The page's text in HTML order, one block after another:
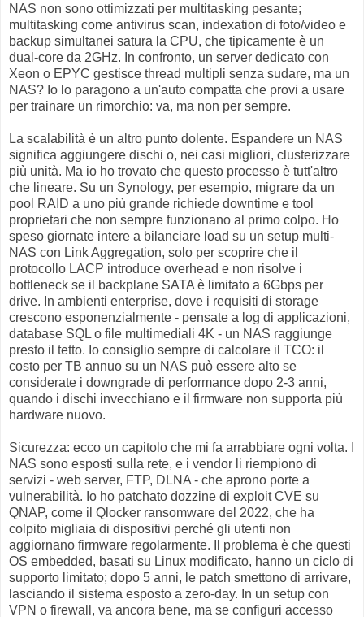
NAS non sono ottimizzati per multitasking pesante;
multitasking come antivirus scan, indexation di foto/video e
backup simultanei satura la CPU, che tipicamente è un
dual-core da 2GHz. In confronto, un server dedicato con
Xeon o EPYC gestisce thread multipli senza sudare, ma un
NAS? Io lo paragono a un'auto compatta che provi a usare
per trainare un rimorchio: va, ma non per sempre.
La scalabilità è un altro punto dolente. Espandere un NAS
significa aggiungere dischi o, nei casi migliori, clusterizzare
più unità. Ma io ho trovato che questo processo è tutt'altro
che lineare. Su un Synology, per esempio, migrare da un
pool RAID a uno più grande richiede downtime e tool
proprietari che non sempre funzionano al primo colpo. Ho
speso giornate intere a bilanciare load su un setup multi-
NAS con Link Aggregation, solo per scoprire che il
protocollo LACP introduce overhead e non risolve i
bottleneck se il backplane SATA è limitato a 6Gbps per
drive. In ambienti enterprise, dove i requisiti di storage
crescono esponenzialmente - pensate a log di applicazioni,
database SQL o file multimediali 4K - un NAS raggiunge
presto il tetto. Io consiglio sempre di calcolare il TCO: il
costo per TB annuo su un NAS può essere alto se
considerate i downgrade di performance dopo 2-3 anni,
quando i dischi invecchiano e il firmware non supporta più
hardware nuovo.
Sicurezza: ecco un capitolo che mi fa arrabbiare ogni volta. I
NAS sono esposti sulla rete, e i vendor li riempiono di
servizi - web server, FTP, DLNA - che aprono porte a
vulnerabilità. Io ho patchato dozzine di exploit CVE su
QNAP, come il Qlocker ransomware del 2022, che ha
colpito migliaia di dispositivi perché gli utenti non
aggiornano firmware regolarmente. Il problema è che questi
OS embedded, basati su Linux modificato, hanno un ciclo di
supporto limitato; dopo 5 anni, le patch smettono di arrivare,
lasciando il sistema esposto a zero-day. In un setup con
VPN o firewall, va ancora bene, ma se configuri accesso